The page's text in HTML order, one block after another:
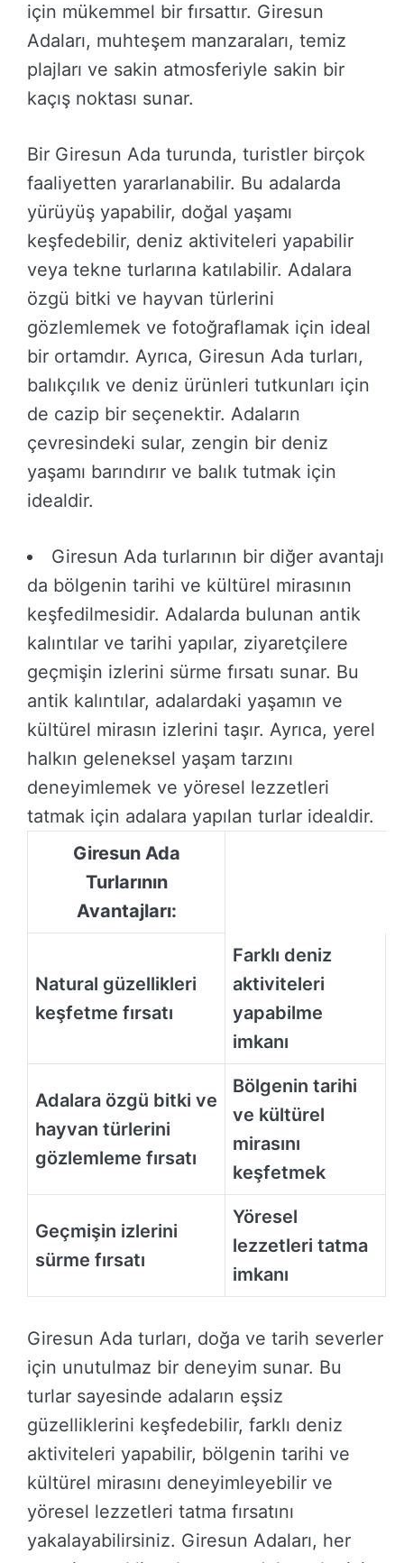
için mükemmel bir fırsattır. Giresun
Adaları, muhteşem manzaraları, temiz
plajları ve sakin atmosferiyle sakin bir
kaçış noktası sunar.
Bir Giresun Ada turunda, turistler birçok
faaliyetten yararlanabilir. Bu adalarda
yürüyüş yapabilir, doğal yaşamı
keşfedebilir, deniz aktiviteleri yapabilir
veya tekne turlarına katılabilir. Adalara
özgü bitki ve hayvan türlerini
gözlemlemek ve fotoğraflamak için ideal
bir ortamdır. Ayrıca, Giresun Ada turları,
balıkçılık ve deniz ürünleri tutkunları için
de cazip bir seçenektir. Adaların
çevresindeki sular, zengin bir deniz
yaşamı barındırır ve balık tutmak için
idealdir.
Giresun Ada turlarının bir diğer avantajı
da bölgenin tarihi ve kültürel mirasının
keşfedilmesidir. Adalarda bulunan antik
kalıntılar ve tarihi yapılar, ziyaretçilere
geçmişin izlerini sürme fırsatı sunar. Bu
antik kalıntılar, adalardaki yaşamın ve
kültürel mirasın izlerini taşır. Ayrıca, yerel
halkın geleneksel yaşam tarzını
deneyimlemek ve yöresel lezzetleri
tatmak için adalara yapılan turlar idealdir.
Giresun Ada
Turlarının
Avantajları:
Natural güzellikleri
keşfetme fırsatı
Farklı deniz
aktiviteleri
yapabilme
imkanı
Adalara özgü bitki ve
hayvan türlerini
gözlemleme fırsatı
Bölgenin tarihi
ve kültürel
mirasını
keşfetmek
Geçmişin izlerini
sürme fırsatı
Yöresel
lezzetleri tatma
imkanı
Giresun Ada turları, doğa ve tarih severler
için unutulmaz bir deneyim sunar. Bu
turlar sayesinde adaların eşsiz
güzelliklerini keşfedebilir, farklı deniz
aktiviteleri yapabilir, bölgenin tarihi ve
kültürel mirasını deneyimleyebilir ve
yöresel lezzetleri tatma fırsatını
yakalayabilirsiniz. Giresun Adaları, her